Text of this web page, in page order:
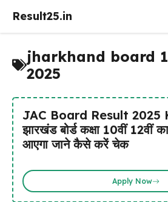
Result25.in
jharkhand board
2025
JAC Board Result 2025
झारखंड बोर्ड कक्षा 10वीं 12वीं
आएगा जाने कैसे करें चेक
Apply Now